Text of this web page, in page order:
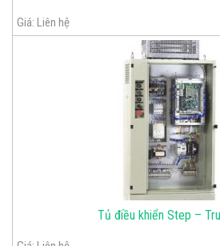
Giá: Liên hệ
Tủ điều khiển Step –